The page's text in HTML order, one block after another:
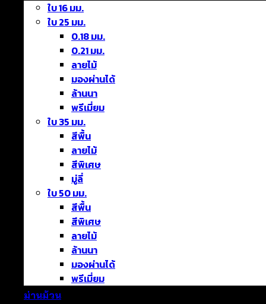
ใบ 16 มม.
ใบ 25 มม.
0.18 มม.
0.21 มม.
ลายไม้
มองผ่านได้
ล้านนา
พรีเมี่ยม
ใบ 35 มม.
สีพื้น
ลายไม้
สีพิเศษ
มู่ลี่
ใบ 50 มม.
สีพื้น
สีพิเศษ
ลายไม้
ล้านนา
มองผ่านได้
พรีเมี่ยม
ม่านม้วน